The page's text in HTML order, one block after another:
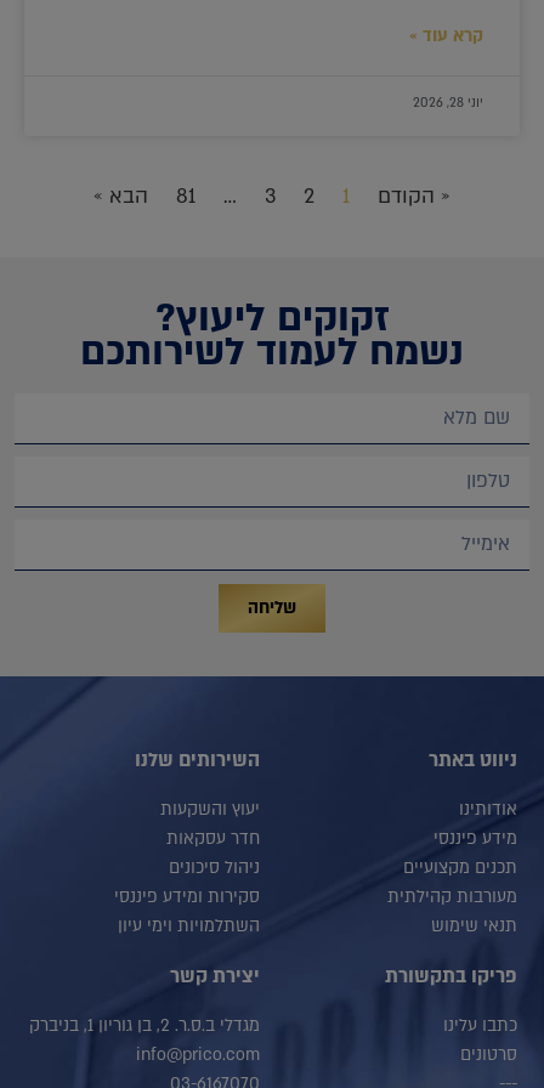
קרא עוד »
יוני 28, 2026
« הקודם 1
2
3
…
81 הבא »
זקוקים ליעוץ?
נשמח לעמוד לשירותכם
שליחה
ניווט באתר
אודותינו
מידע פיננסי
תכנים מקצועיים
מעורבות קהילתית
תנאי שימוש
השירותים שלנו
יעוץ והשקעות
חדר עסקאות
ניהול סיכונים
סקירות ומידע פיננסי
השתלמויות וימי עיון
פריקו בתקשורת
כתבו עלינו
סרטונים
יצירת קשר
מגדלי ב.ס.ר. 2, בן גוריון 1, בניברק
info@prico.com